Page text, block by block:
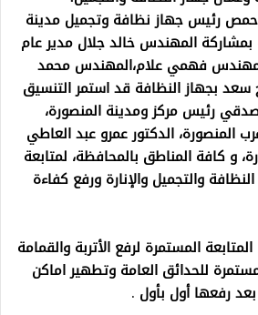
رئيس جهاز نظافة وتجميل مدينة
بمشاركة المهندس خالد جلال مدير عام
فهمي علام،المهندس محمد
بجهاز النظافة قد استمر التنسيق
رئيس مركز ومدينة المنصورة،
الدكتور عمرو عبد العاطي
و كافة المناطق بالمحافظة، لمتابعة
والتجميل والإنارة ورفع كفاءة
المستمرة لرفع الأتربة والقمامة
للحدائق العامة وتطهير اماكن
بعد رفعها أول بأول .